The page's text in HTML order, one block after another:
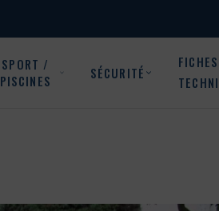
SPORT /
PISCINES
SÉCURITÉ
FICHES